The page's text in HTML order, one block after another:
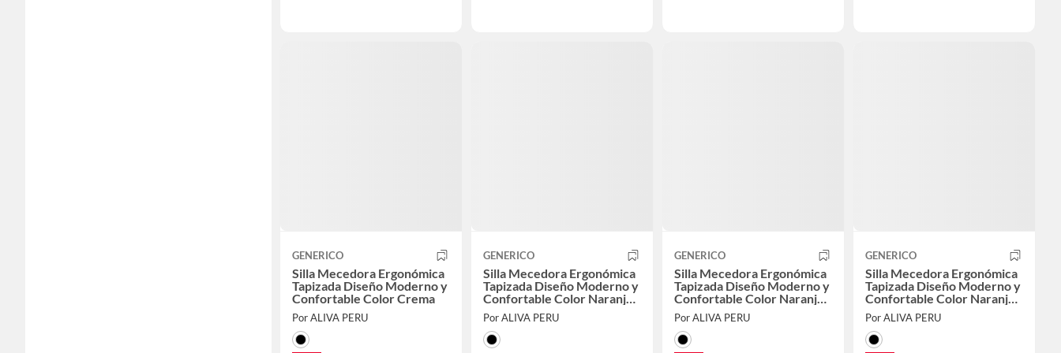
GENERICO
Silla Mecedora Ergonómica
Tapizada Diseño Moderno y
Confortable Color Crema
Por ALIVA PERU
GENERICO
Silla Mecedora Ergonómica
Tapizada Diseño Moderno y
Confortable Color Naranja
Oscuro
Por ALIVA PERU
GENERICO
Silla Mecedora Ergonómica
Tapizada Diseño Moderno y
Confortable Color Naranja
Oscuro
Por ALIVA PERU
GENERICO
Silla Mecedora Ergonómica
Tapizada Diseño Moderno y
Confortable Color Naranja
Oscuro
Por ALIVA PERU